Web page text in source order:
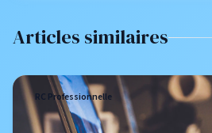
Articles similaires
RC Professionnelle